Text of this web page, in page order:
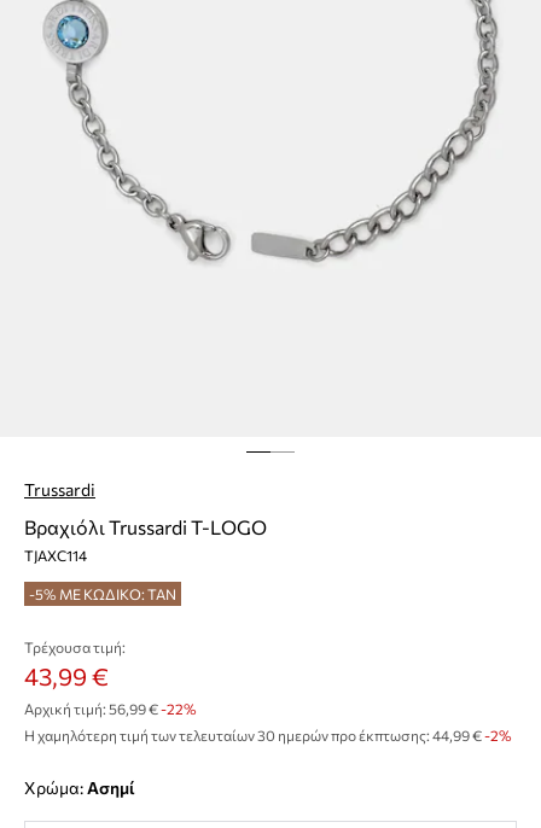
Trussardi
Βραχιόλι Trussardi T-LOGO
TJAXC114
-5% ΜΕ ΚΩΔΙΚΟ: TAN
Τρέχουσα τιμή:
43,99 €
Αρχική τιμή: 56,99 €-22%
Η χαμηλότερη τιμή των τελευταίων 30 ημερών προ έκπτωσης: 44,99 € -2%
Χρώμα: ασημί